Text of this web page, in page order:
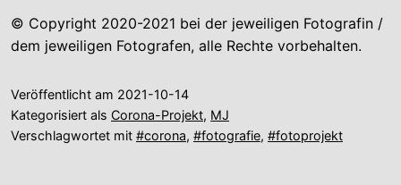
© Copyright 2020-2021 bei der jeweiligen Fotografin /
dem jeweiligen Fotografen, alle Rechte vorbehalten.
Veröffentlicht am 2021-10-14
Kategorisiert als Corona-Projekt, MJ
Verschlagwortet mit #corona, #fotografie, #fotoprojekt